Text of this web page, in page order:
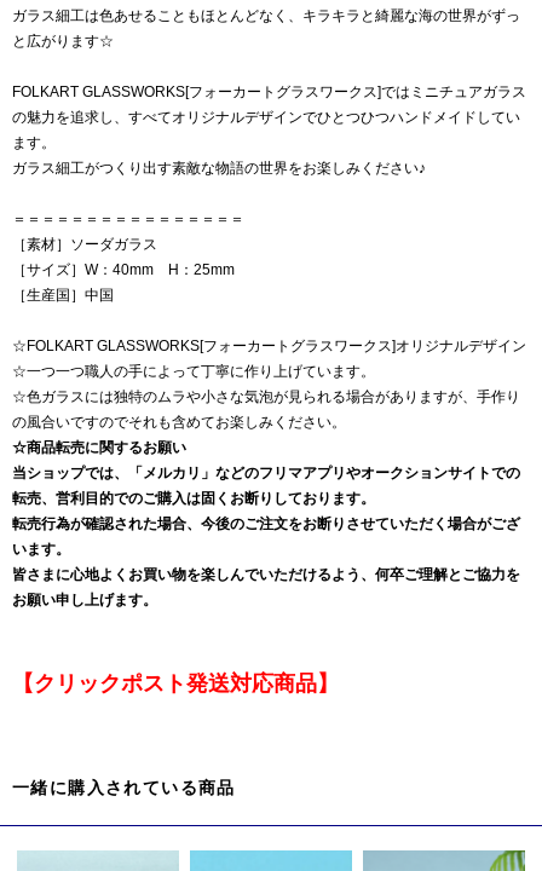
ガラス細工は色あせることもほとんどなく、キラキラと綺麗な海の世界がずっ
と広がります☆
FOLKART GLASSWORKS[フォーカートグラスワークス]ではミニチュアガラス
の魅力を追求し、すべてオリジナルデザインでひとつひつハンドメイドしてい
ます。
ガラス細工がつくり出す素敵な物語の世界をお楽しみください♪
＝＝＝＝＝＝＝＝＝＝＝＝＝＝＝＝
［素材］ソーダガラス
［サイズ］W：40mm H：25mm
［生産国］中国
☆FOLKART GLASSWORKS[フォーカートグラスワークス]オリジナルデザイン
☆一つ一つ職人の手によって丁寧に作り上げています。
☆色ガラスには独特のムラや小さな気泡が見られる場合がありますが、手作り
の風合いですのでそれも含めてお楽しみください。
☆商品転売に関するお願い
当ショップでは、「メルカリ」などのフリマアプリやオークションサイトでの
転売、営利目的でのご購入は固くお断りしております。
転売行為が確認された場合、今後のご注文をお断りさせていただく場合がござ
います。
皆さまに心地よくお買い物を楽しんでいただけるよう、何卒ご理解とご協力を
お願い申し上げます。
【クリックポスト発送対応商品】
一緒に購入されている商品